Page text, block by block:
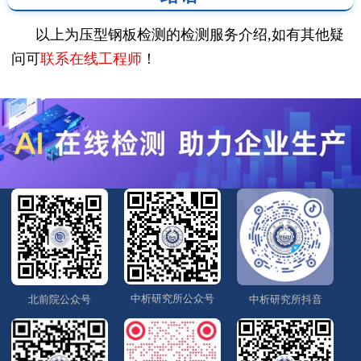
以上为压型钢板检测的检测服务介绍,如有其他疑
问可联系在线工程师 ！
北前院公众号 中析研究所公众号 中析研究所抖音